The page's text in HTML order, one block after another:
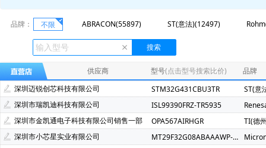
品牌： 不限 ABRACON(55897) ST(意法)(12497)
Ecliptek(507)
TOSHIBA(东芝)(400)
XLSEMI(芯龙)(185)
Renesas(瑞萨)(162)
Mindmotion(灵动微)(72)
JST(日压)(70)
Cyntec(乾坤
Infineon(英飞凌)(49)
Hisilicon(海思)(40)
Cachip(锦锐
SGMICRO(圣邦微)(34)
Cypress(赛普拉斯)(31)
Brightking(台湾君耀)(22)
MotorComm(裕太微)(22)
SILICON LABS(芯科)(20)
RUNIC(润石)(19)
Chiplntelli(
供应商 型号(点击型号搜索比价)
品牌
深圳迈锐创芯科技有限公司
STM32G431CBU3TR
ST(意
深圳市瑞凯迪科技有限公司
ISL99390FRZ-TR5935
深圳市金凯通电子科技有限公司销售一部
OPA567AIRHGR
TI(德
深圳市小芯星实业有限公司
MT29F32G08ABAAAWP-ITZ:A